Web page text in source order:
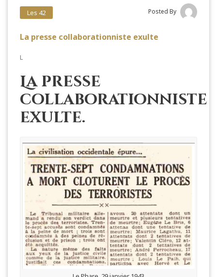
Les 42 Posted By
La presse collaborationniste exulte
L
La presse
collaborationniste
exulte.